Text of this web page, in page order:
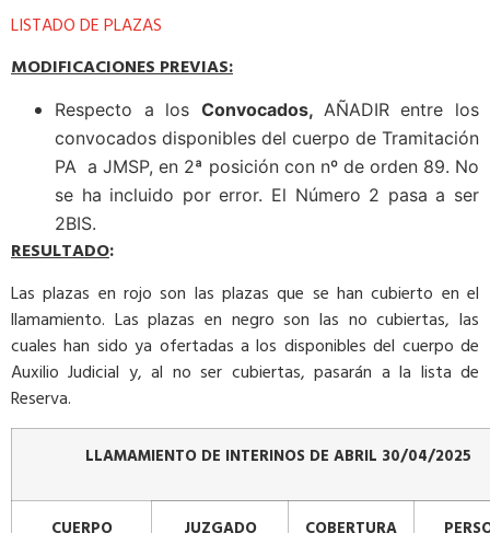
LISTADO DE PLAZAS
MODIFICACIONES PREVIAS:
Respecto a los Convocados, AÑADIR entre los
convocados disponibles del cuerpo de Tramitación
PA a JMSP, en 2ª posición con nº de orden 89. No
se ha incluido por error. El Número 2 pasa a ser
2BIS.
RESULTADO:
Las plazas en rojo son las plazas que se han cubierto en el
llamamiento. Las plazas en negro son las no cubiertas, las
cuales han sido ya ofertadas a los disponibles del cuerpo de
Auxilio Judicial y, al no ser cubiertas, pasarán a la lista de
Reserva.
LLAMAMIENTO DE INTERINOS DE ABRIL 30/04/2025